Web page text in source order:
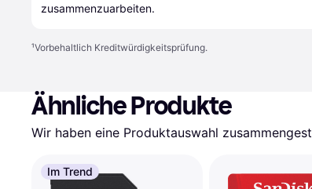
zusammenzuarbeiten.
¹Vorbehaltlich Kreditwürdigkeitsprüfung.
Ähnliche Produkte
Wir haben eine Produktauswahl
Im Trend